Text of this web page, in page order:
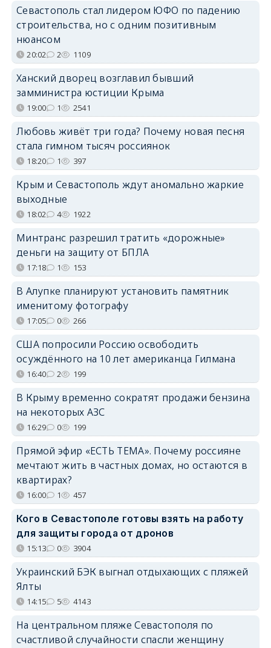
Севастополь стал лидером ЮФО по падению
строительства, но с одним позитивным
нюансом
20:02 2 1109
Ханский дворец возглавил бывший
замминистра юстиции Крыма
19:00 1 2541
Любовь живёт три года? Почему новая песня
стала гимном тысяч россиянок
18:20 1 397
Крым и Севастополь ждут аномально жаркие
выходные
18:02 4 1922
Минтранс разрешил тратить «дорожные»
деньги на защиту от БПЛА
17:18 1 153
В Алупке планируют установить памятник
именитому фотографу
17:05 0 266
США попросили Россию освободить
осуждённого на 10 лет американца Гилмана
16:40 2 199
В Крыму временно сократят продажи бензина
на некоторых АЗС
16:29 0 199
Прямой эфир «ЕСТЬ ТЕМА». Почему россияне
мечтают жить в частных домах, но остаются в
квартирах?
16:00 1 457
Кого в Севастополе готовы взять на работу
для защиты города от дронов
15:13 0 3904
Украинский БЭК выгнал отдыхающих с пляжей
Ялты
14:15 5 4143
На центральном пляже Севастополя по
счастливой случайности спасли женщину